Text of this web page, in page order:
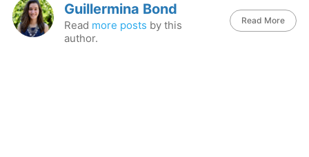
Guillermina Bond
Read more posts by this
author.
Read More